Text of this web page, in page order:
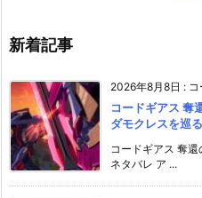
新着記事
2026年8月8日 :
コードギアス 奪
ダモクレスを巡
コードギアス 奪
ネタバレ ア ...